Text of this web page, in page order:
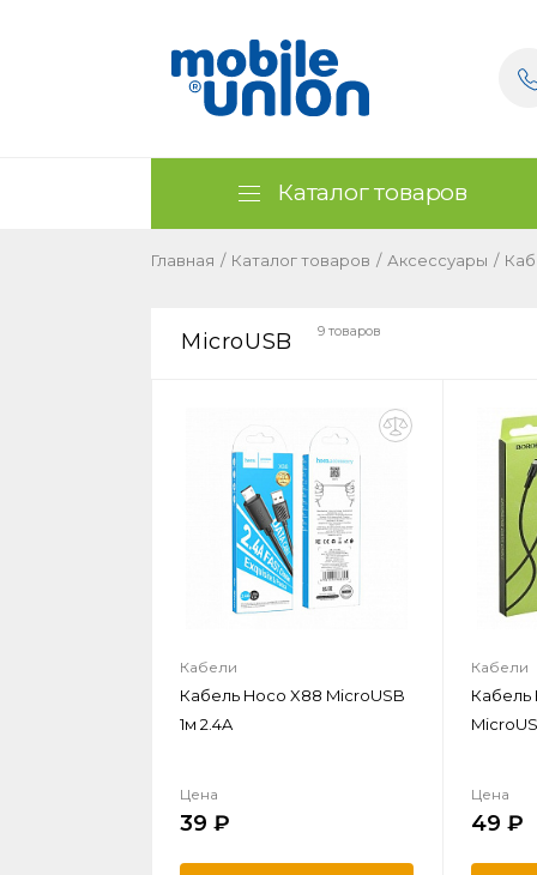
Каталог товаров
Главная / Каталог товаров / Аксессуары /
MicroUSB 9 товаров
Кабели
Кабель Hoco X88 MicroUSB
1м 2.4A
Цена
39
Кабели
Кабель
Цена
49